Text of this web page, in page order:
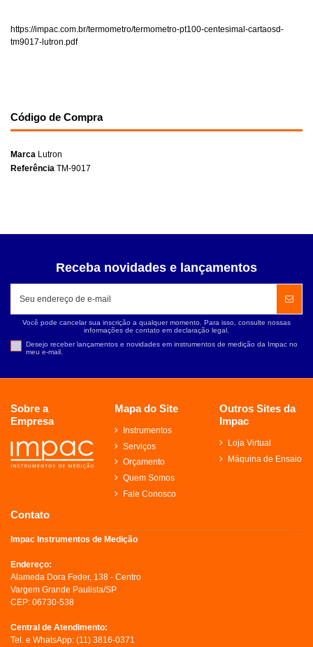
https://impac.com.br/termometro/termometro-pt100-centesimal-cartaosd-
tm9017-lutron.pdf
Código de Compra
Marca Lutron
Referência TM-9017
Receba novidades e lançamentos
Você pode cancelar sua inscrição a qualquer momento. Para isso, consulte nossas
informações de contato em declaração legal.
Desejo receber lançamentos e novidades em instrumentos de medição da Impac no
meu e-mail.
Sobre a
Empresa
Mapa do Site
Instrumentos
Serviços
Orçamento
Quem Somos
Fale Conosco
Outros Sites da
Impac
Loja Virtual
Máquina de Ensaio
Contato
Impac Instrumentos de Medição
Endereço:
Alameda Dora Feder, 138 - Centro
Vargem Grande Paulista/SP
CEP: 06730-538
Central de Atendimento:
Tel. e WhatsApp: (11) 3816-0371